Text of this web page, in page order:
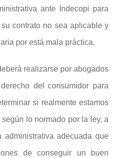
ante Indecopi para
contrato no sea aplicable y
por está mala práctica.
realizarse por abogados
del consumidor para
si realmente estamos
lo normado por la ley, a
adecuada que
de conseguir un buen